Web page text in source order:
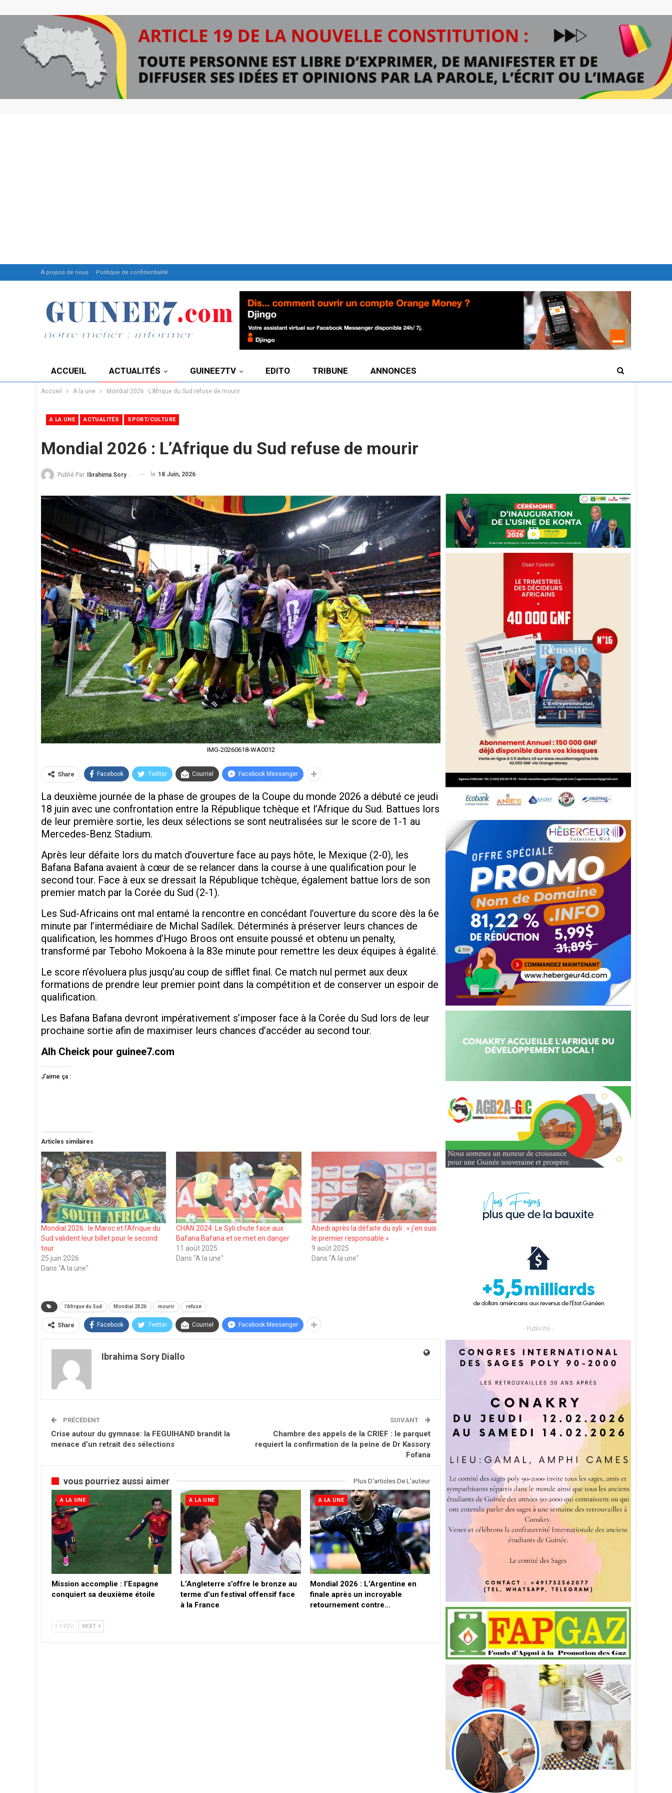
À propos de nous Politique de confidentialité
ACCUEIL ACTUALITÉS GUINEE7TV EDITO TRIBUNE ANNONCES
Accueil A la une Mondial 2026 : L’Afrique du Sud refuse de mourir
A LA UNE ACTUALITÉS SPORT/CULTURE
Mondial 2026 : L’Afrique du Sud refuse de mourir
Publié Par Ibrahima Sory Diallo le 18 Juin, 2026
IMG-20260618-WA0012
Share Facebook Twitter Courriel Facebook Messenger
La deuxième journée de la phase de groupes de la Coupe du monde 2026 a débuté ce jeudi
18 juin avec une confrontation entre la République tchèque et l’Afrique du Sud. Battues lors
de leur première sortie, les deux sélections se sont neutralisées sur le score de 1-1 au
Mercedes-Benz Stadium.
Après leur défaite lors du match d’ouverture face au pays hôte, le Mexique (2-0), les
Bafana Bafana avaient à cœur de se relancer dans la course à une qualification pour le
second tour. Face à eux se dressait la République tchèque, également battue lors de son
premier match par la Corée du Sud (2-1).
Les Sud-Africains ont mal entamé la rencontre en concédant l’ouverture du score dès la 6e
minute par l’intermédiaire de Michal Sadílek. Déterminés à préserver leurs chances de
qualification, les hommes d’Hugo Broos ont ensuite poussé et obtenu un penalty,
transformé par Teboho Mokoena à la 83e minute pour remettre les deux équipes à égalité.
Le score n’évoluera plus jusqu’au coup de sifflet final. Ce match nul permet aux deux
formations de prendre leur premier point dans la compétition et de conserver un espoir de
qualification.
Les Bafana Bafana devront impérativement s’imposer face à la Corée du Sud lors de leur
prochaine sortie afin de maximiser leurs chances d’accéder au second tour.
Alh Cheick pour guinee7.com
J’aime ça :
Articles similaires
Mondial 2026 : le Maroc et l’Afrique du
Sud valident leur billet pour le second
tour
25 juin 2026
Dans "A la une"
CHAN 2024. Le Syli chute face aux
Bafana Bafana et se met en danger
11 août 2025
Dans "A la une"
Abedi après la défaite du syli : « j’en suis
le premier responsable »
9 août 2025
Dans "A la une"
l'Afrique du Sud Mondial 2026 mourir refuse
Share Facebook Twitter Courriel Facebook Messenger
Ibrahima Sory Diallo
PRÉCÉDENT
Crise autour du gymnase: la FEGUIHAND brandit la
menace d’un retrait des sélections
SUIVANT
Chambre des appels de la CRIEF : le parquet
requiert la confirmation de la peine de Dr Kassory
Fofana
vous pourriez aussi aimer Plus D'articles De L'auteur
A LA UNE
Mission accomplie : l’Espagne
conquiert sa deuxième étoile
A LA UNE
L’Angleterre s’offre le bronze au
terme d’un festival offensif face
à la France
A LA UNE
Mondial 2026 : L’Argentine en
finale après un incroyable
retournement contre…
PREV NEXT
- Publicité -